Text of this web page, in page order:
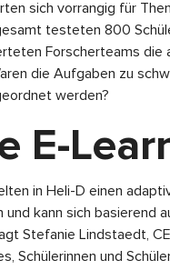
sich vorrangig für
testeten 800
Forscherteams
die Aufgaben zu
werden?
E-
in Heli-D einen
kann sich basierend
Stefanie Lindstaedt,
Schülerinnen und